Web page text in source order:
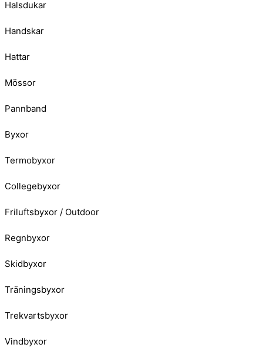
Halsdukar
Handskar
Hattar
Mössor
Pannband
Byxor
Termobyxor
Collegebyxor
Friluftsbyxor / Outdoor
Regnbyxor
Skidbyxor
Träningsbyxor
Trekvartsbyxor
Vindbyxor